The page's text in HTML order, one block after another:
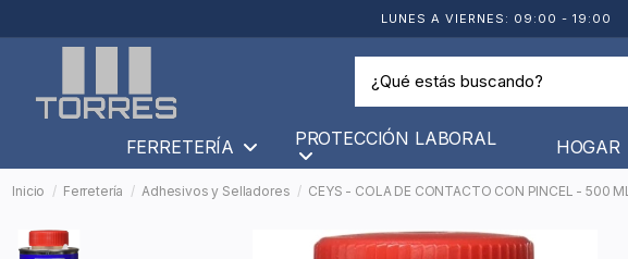
LUNES A VIERNES: 09:00 - 19:00
FERRETERÍA PROTECCIÓN LABORAL HOGAR
Inicio Ferretería Adhesivos y Selladores CEYS - COLA DE CONTACTO CON PINCEL - 500 ML